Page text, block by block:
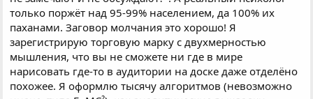
только поржёт над 95-99% населением, да 100% их
паханами. Заговор молчания это хорошо! Я
зарегистрирую торговую марку с двухмерностью
мышления, что вы не сможете ни где в мире
нарисовать где-то в аудитории на доске даже отделёно
похожее. Я оформлю тысячу алгоритмов (невозможно